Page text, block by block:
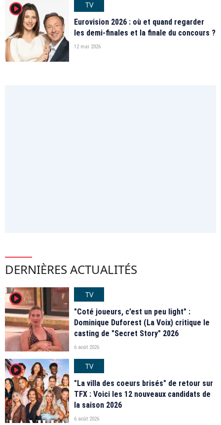
player2
TV
Eurovision 2026 : où et quand regarder
les demi-finales et la finale du concours ?
12 mai 2026
DERNIÈRES ACTUALITÉS
player2
TV
"Coté joueurs, c’est un peu light" :
Dominique Duforest (La Voix) critique le
casting de "Secret Story" 2026
6 août 2026
player2
TV
"La villa des coeurs brisés" de retour sur
TFX : Voici les 12 nouveaux candidats de
la saison 2026
6 août 2026